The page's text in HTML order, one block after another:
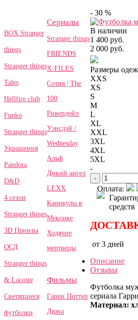
BOX Stranger
things
Stranger things
Tales
Hellfire club
Funko
Stranger things
Украшения
Pandora
D&D
4 сезон
Stranger things
3D Принты
ОСД
Stranger things
& Lacoste
Светящиеся
футболки
Сериалы
Stranger things
FRIENDS
X-FILES
Сотня | The
100
Ривердейл
Уэнсдэй /
Wednesday
Альф
Дикий ангел
LEXX
Каникулы в
Мексике
Ходячие
мертвецы
Фильмы
Гарри Поттер
Дюна
- 30 %
В наличии
1 400 руб.
2 000 руб.
Размеры
XXS
XS
S
M
L
XL
XXL
3XL
4XL
5XL
-
-
Оплата:
средств
от 3 дней
Описание
Отзывы
Футболка
сериала
Материал: